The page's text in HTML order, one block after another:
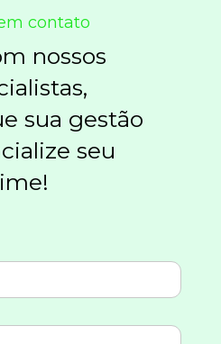
contato
nossos
sua gestão
seu